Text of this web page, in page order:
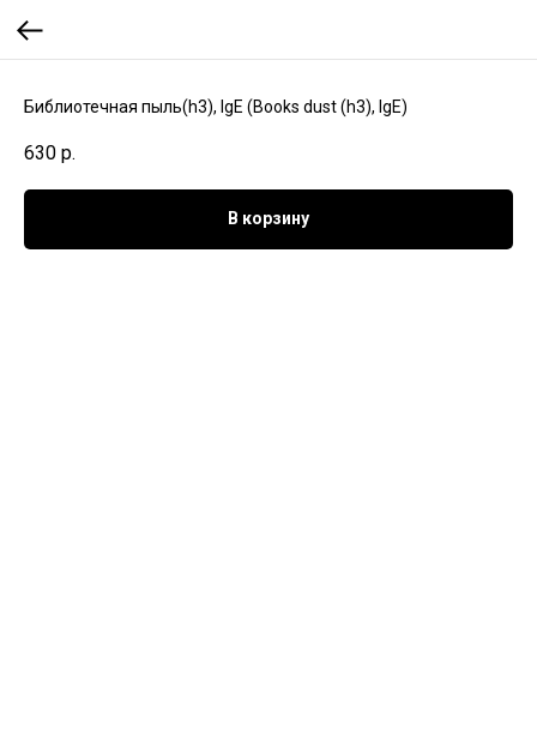
Библиотечная пыль(h3), IgE (Books dust (h3), IgE)
630 р.
В корзину